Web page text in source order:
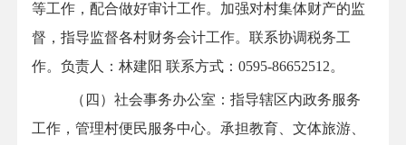
等工作，配合做好审计工作。加强对村集体财产的监
督，指导监督各村财务会计工作。联系协调税务工
作。负责人： 林建阳 联系方式：0595-86652512。
（四）社会事务办公室 ： 指导辖区内政务服务
工作，管理村便民服务中心。承担教育、文体旅游、